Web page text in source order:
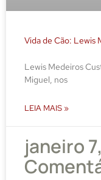
Vida de Cão: Lewis
Lewis Medeiros
Miguel, nos
LEIA MAIS »
janeiro